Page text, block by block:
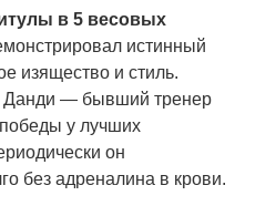
в 5 весовых
истинный
изящество и стиль.
Данди — бывший тренер
у лучших
он
без адреналина в крови.